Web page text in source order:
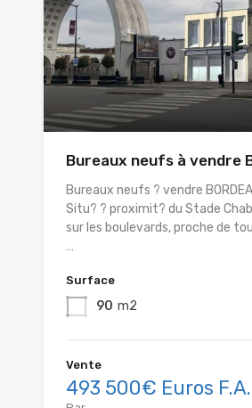
Bureaux neufs à vendre
Bureaux neufs ? vendre
Situ? ? proximit? du Stade
sur les boulevards, proche de
…
Surface
90 m2
Vente
493 500€ Euros